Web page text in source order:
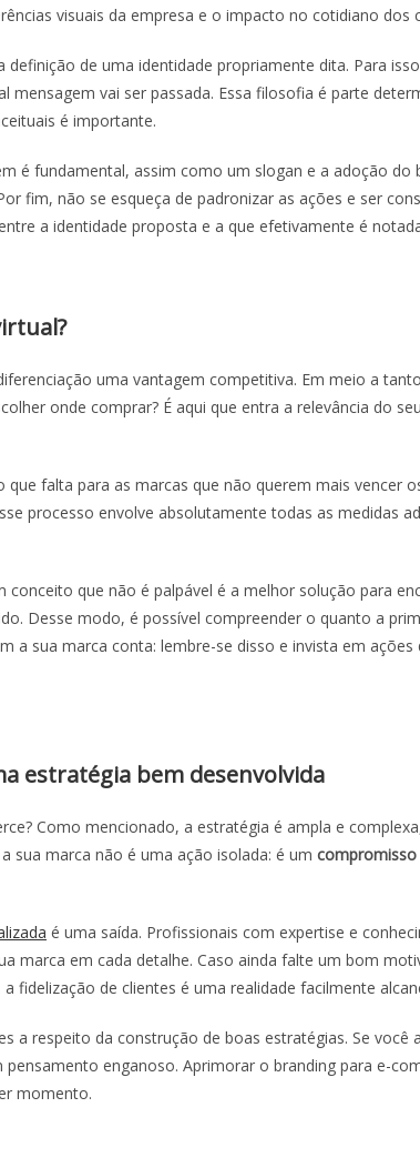
visuais da empresa e o impacto no cotidiano dos
definição de uma identidade propriamente dita. Para
mensagem vai ser passada. Essa filosofia é parte
é importante.
é fundamental, assim como um slogan e a adoção do
fim, não se esqueça de padronizar as ações e ser
a identidade proposta e a que efetivamente é
uma vantagem competitiva. Em meio a
onde comprar? É aqui que entra a relevância do
que falta para as marcas que não querem mais vencer
processo envolve absolutamente todas as medidas
conceito que não é palpável é a melhor solução para
Desse modo, é possível compreender o quanto a
a sua marca conta: lembre-se disso e invista em
estratégia bem desenvolvida
? Como mencionado, a estratégia é ampla e
sua marca não é uma ação isolada: é um
é uma saída. Profissionais com expertise e
marca em cada detalhe. Caso ainda falte um bom
a fidelização de clientes é uma realidade facilmente
a respeito da construção de boas estratégias. Se você
pensamento enganoso. Aprimorar o branding para e-
momento.